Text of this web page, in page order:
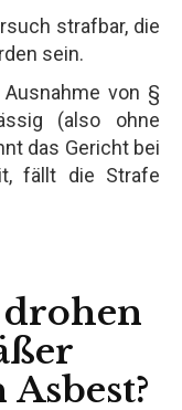
strafbar, die
sein.
von §
(also ohne
das Gericht bei
fällt die Strafe